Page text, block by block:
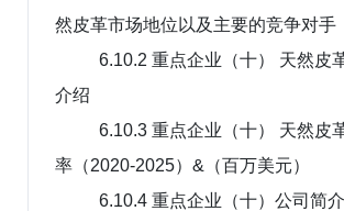
然皮革市场地位以及主要的竞争对手
6.10.2 重点企业（十） 天然皮
介绍
6.10.3 重点企业（十） 天然皮
率（2020-2025）&（百万美元）
6.10.4 重点企业（十）公司简